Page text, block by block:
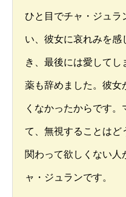
ひと目でチャ・ジュラ
い、彼女に哀れみを感
き、最後には愛してし
薬も辞めました。彼女
くなかったからです
て、無視することはど
関わって欲しくない人
ャ・ジュランです。